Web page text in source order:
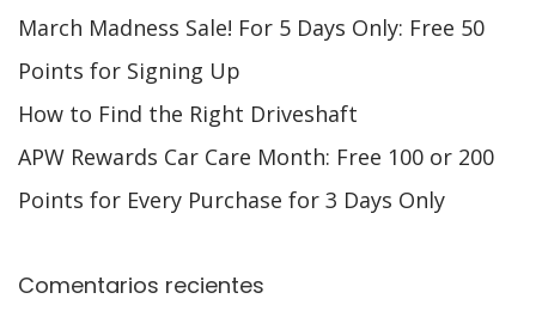
March Madness Sale! For 5 Days Only: Free 50
Points for Signing Up
How to Find the Right Driveshaft
APW Rewards Car Care Month: Free 100 or 200
Points for Every Purchase for 3 Days Only
Comentarios recientes